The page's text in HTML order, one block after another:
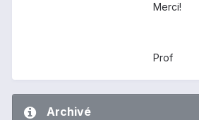
Merci!
Prof
Archivé